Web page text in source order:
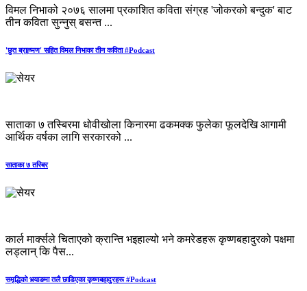
विमल निभाको २०७६ सालमा प्रकाशित कविता संग्रह 'जोकरको बन्दुक' बाट
तीन कविता सुन्नुस् बसन्त ...
'छुत ब्राह्‍मण' सहित विमल निभाका तीन कविता #Podcast
साताका ७ तस्बिरमा धोवीखोला किनारमा ढकमक्क फुलेका फूलदेखि आगामी
आर्थिक वर्षका लागि सरकारको ...
साताका ७ तस्बिर
कार्ल मार्क्सले चिताएको क्रान्ति भइहाल्यो भने कमरेडहरू कृष्णबहादुरको पक्षमा
लड्लान् कि पैस...
समृद्धिको भर्‍याङमा तलै छाडिएका कृष्णबहादुरहरू #Podcast